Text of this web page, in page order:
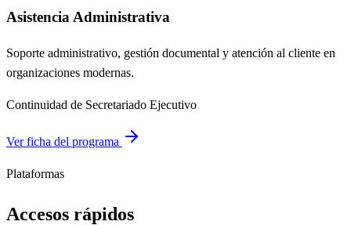
Asistencia Administrativa
Soporte administrativo, gestión documental y atención al cliente en
organizaciones modernas.
Continuidad de Secretariado Ejecutivo
Ver ficha del programa
Plataformas
Accesos rápidos